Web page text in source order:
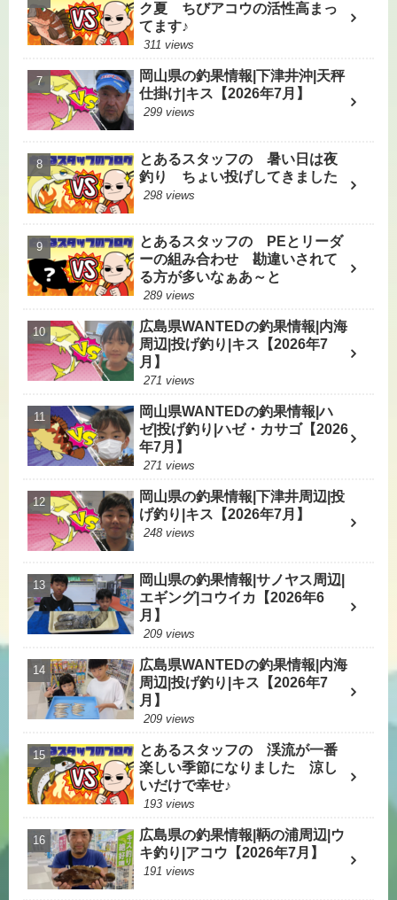
ク夏 ちびアコウの活性高まっ
てます♪
311 views
岡山県の釣果情報|下津井沖|天秤
仕掛け|キス【2026年7月】
299 views
とあるスタッフの 暑い日は夜
釣り ちょい投げしてきました
298 views
とあるスタッフの PEとリーダ
ーの組み合わせ 勘違いされて
る方が多いなぁあ～と
289 views
広島県WANTEDの釣果情報|内海
周辺|投げ釣り|キス【2026年7
月】
271 views
岡山県WANTEDの釣果情報|ハ
ゼ|投げ釣り|ハゼ・カサゴ【2026
年7月】
271 views
岡山県の釣果情報|下津井周辺|投
げ釣り|キス【2026年7月】
248 views
岡山県の釣果情報|サノヤス周辺|
エギング|コウイカ【2026年6
月】
209 views
広島県WANTEDの釣果情報|内海
周辺|投げ釣り|キス【2026年7
月】
209 views
とあるスタッフの 渓流が一番
楽しい季節になりました 涼し
いだけで幸せ♪
193 views
広島県の釣果情報|鞆の浦周辺|ウ
キ釣り|アコウ【2026年7月】
191 views